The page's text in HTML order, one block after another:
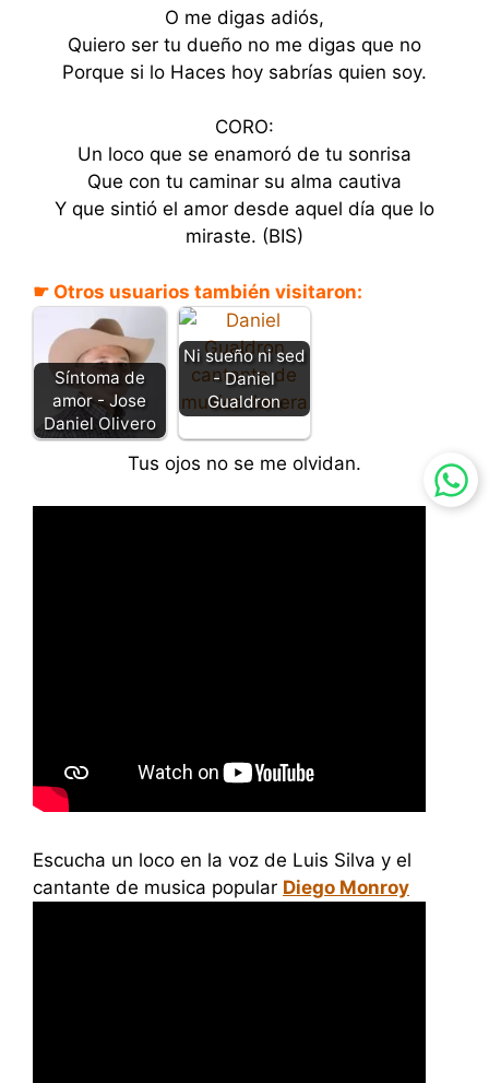
O me digas adiós,
Quiero ser tu dueño no me digas que no
Porque si lo Haces hoy sabrías quien soy.
CORO:
Un loco que se enamoró de tu sonrisa
Que con tu caminar su alma cautiva
Y que sintió el amor desde aquel día que lo
miraste. (BIS)
☛ Otros usuarios también visitaron:
Síntoma de
amor - Jose
Daniel Olivero
Ni sueño ni sed
- Daniel
Gualdron
Tus ojos no se me olvidan.
Escucha un loco en la voz de Luis Silva y el
cantante de musica popular Diego Monroy